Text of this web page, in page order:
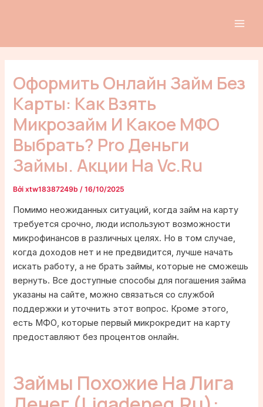
dung
Оформить Онлайн Займ Без
Карты: Как Взять
Микрозайм И Какое МФО
Выбрать? Pro Деньги
Займы. Акции На Vc.ru
Bởixtw18387249b /16/10/2025
Помимо неожиданных ситуаций, когда займ на карту
требуется срочно, люди используют возможности
микрофинансов в различных целях. Но в том случае,
когда доходов нет и не предвидится, лучше начать
искать работу, а не брать займы, которые не сможешь
вернуть. Все доступные способы для погашения займа
указаны на сайте, можно связаться со службой
поддержки и уточнить этот вопрос. Кроме этого,
есть МФО, которые первый микрокредит на карту
предоставляют без процентов онлайн.
Займы Похожие На Лига
viết